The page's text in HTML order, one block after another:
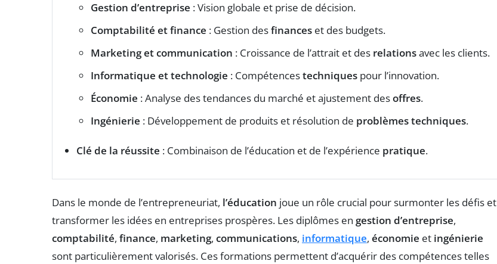
Gestion d’entreprise : Vision globale et prise de décision.
Comptabilité et finance : Gestion desfinances et des budgets.
Marketing et communication : Croissance de l’attrait et des relationsavec les clients.
Informatique et technologie : Compétencestechniques pour l’innovation.
Économie : Analyse des tendances du marché et ajustement desoffres.
Ingénierie : Développement de produits et résolution de problèmes techniques.
Clé de la réussite : Combinaison de l’éducation et de l’expérience pratique.
Dans le monde de l’entrepreneuriat, l’éducation joue un rôle crucial pour surmonter les défis et
transformer les idées en entreprises prospères. Les diplômes en gestion d’entreprise,
comptabilité, finance, marketing, communications, informatique, économie et ingénierie
sont particulièrement valorisés. Ces formations permettent d’acquérir des compétences telles